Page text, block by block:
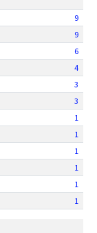
9
9
6
4
3
3
1
1
1
1
1
1